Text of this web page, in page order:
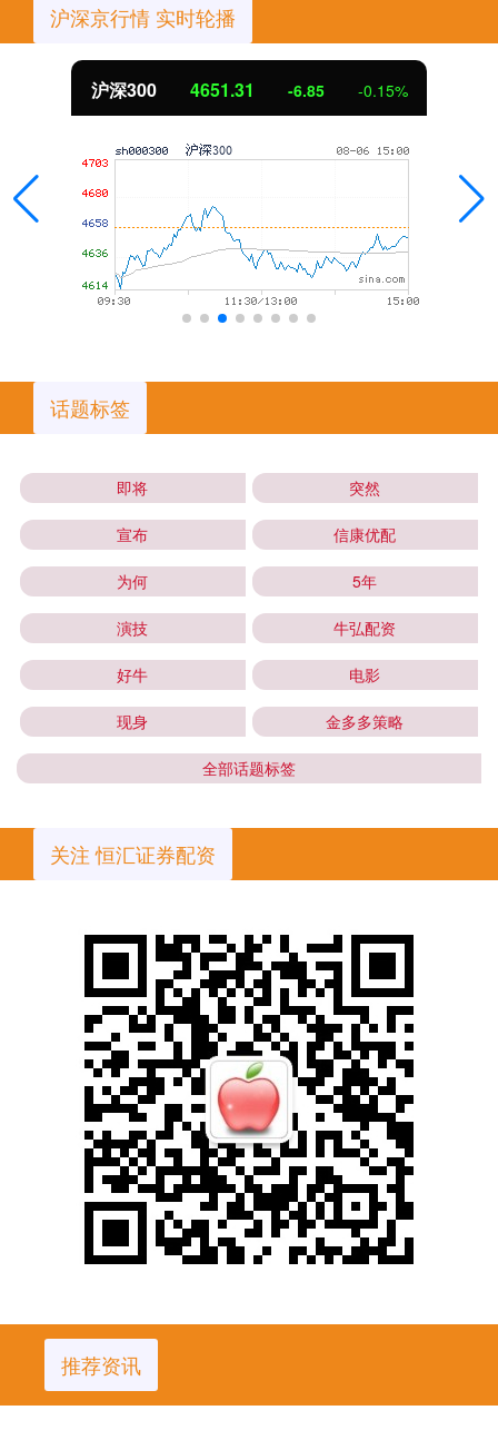
沪深京行情 实时轮播
沪深300 4651.31 -6.85 -0.15%
话题标签
即将 突然
宣布 信康优配
为何 5年
演技 牛弘配资
好牛 电影
现身 金多多策略
全部话题标签
关注 恒汇证券配资
推荐资讯